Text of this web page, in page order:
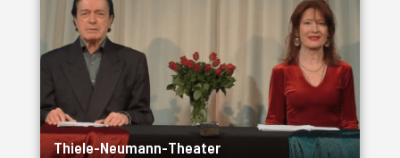
Thiele-Neumann-Theater